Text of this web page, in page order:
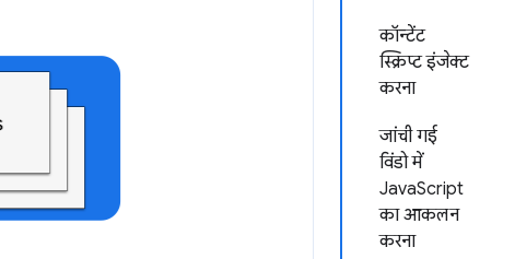
कॉन्टेंट
स्क्रिप्ट इंजेक्ट
करना
जांची गई
विंडो में
JavaScript
का आकलन
करना